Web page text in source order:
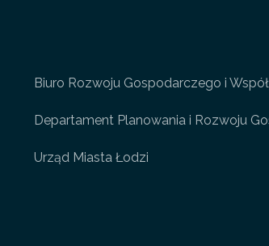
Biuro Rozwoju Gospodarczego i
Departament Planowania i Rozwoju
Urząd Miasta Łodzi